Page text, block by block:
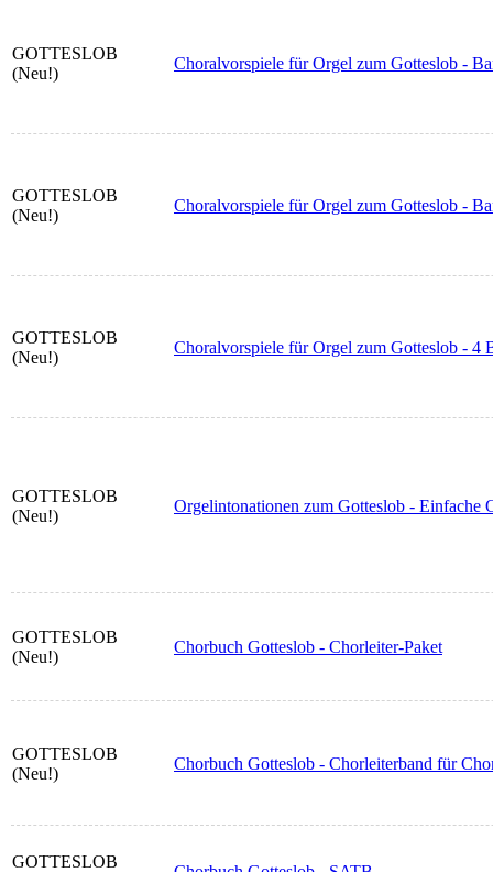
GOTTESLOB
(Neu!)
Choralvorspiele für Orgel zum Gotteslob -
GOTTESLOB
(Neu!)
Choralvorspiele für Orgel zum Gotteslob -
GOTTESLOB
(Neu!)
Choralvorspiele für Orgel zum Gotteslob - 4
GOTTESLOB
(Neu!)
Orgelintonationen zum Gotteslob - Einfache
GOTTESLOB
(Neu!)
Chorbuch Gotteslob - Chorleiter-Paket
GOTTESLOB
(Neu!)
Chorbuch Gotteslob - Chorleiterband für
GOTTESLOB